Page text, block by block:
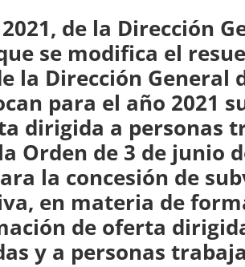
de la Dirección
se modifica el
la Dirección
para el año 2021
dirigida a personas
Orden de 3 de junio
la concesión de
en materia de
de oferta
y a personas